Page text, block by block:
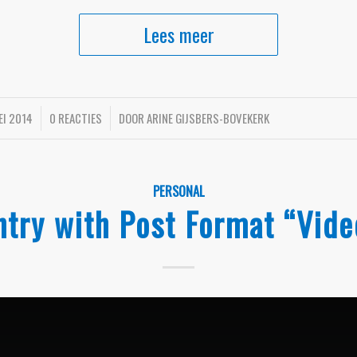
Lees meer
2014 0 REACTIES
/ DOORARINE GIJSBERS-BOVEKERK
PERSONAL
with Post Format